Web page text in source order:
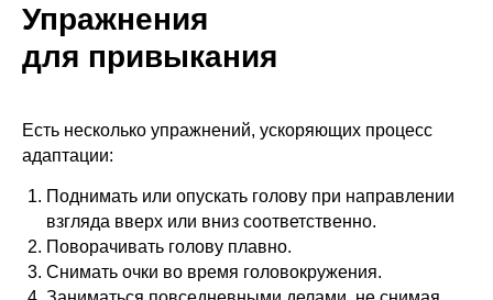
Упражнения
для привыкания
Есть несколько упражнений, ускоряющих процесс
адаптации:
Поднимать или опускать голову при направлении
взгляда вверх или вниз соответственно.
Поворачивать голову плавно.
Снимать очки во время головокружения.